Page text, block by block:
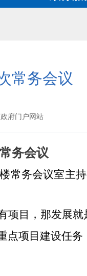
常务会议
府门户网站
常务会议
常务会议室主
项目，那发展就
点项目建设任务